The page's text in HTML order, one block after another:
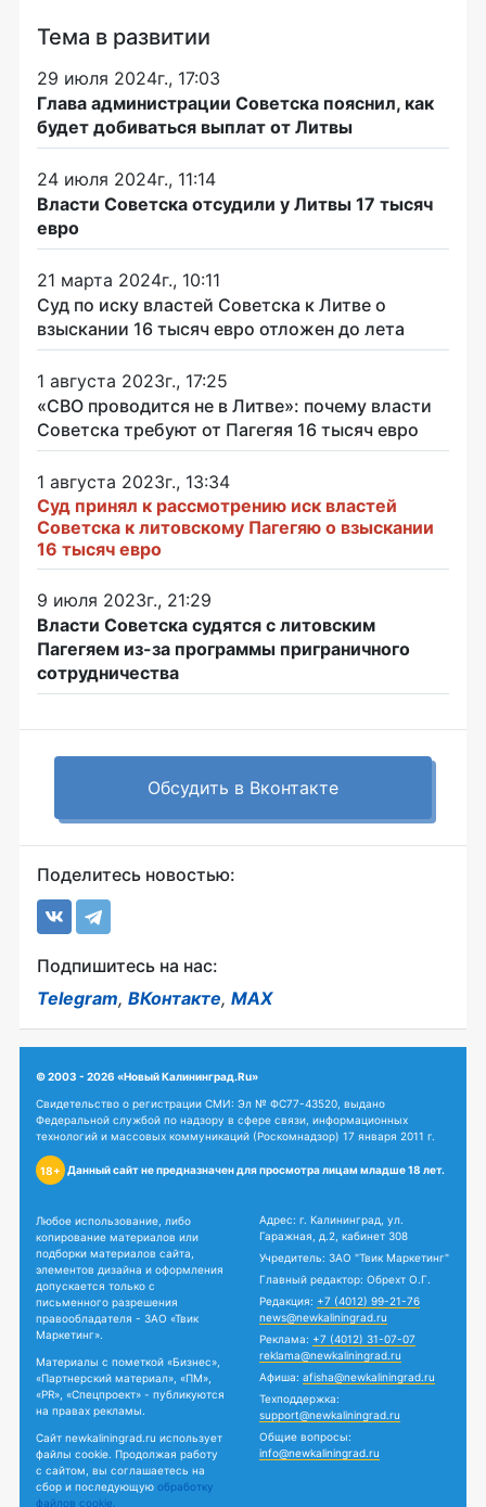
Тема в развитии
29 июля 2024г., 17:03
Глава администрации Советска пояснил, как
будет добиваться выплат от Литвы
24 июля 2024г., 11:14
Власти Советска отсудили у Литвы 17 тысяч
евро
21 марта 2024г., 10:11
Суд по иску властей Советска к Литве о
взыскании 16 тысяч евро отложен до лета
1 августа 2023г., 17:25
«СВО проводится не в Литве»: почему власти
Советска требуют от Пагегяя 16 тысяч евро
1 августа 2023г., 13:34
Суд принял к рассмотрению иск властей
Советска к литовскому Пагегяю о взыскании
16 тысяч евро
9 июля 2023г., 21:29
Власти Советска судятся с литовским
Пагегяем из-за программы приграничного
сотрудничества
Обсудить в Вконтакте
Поделитесь новостью:
Подпишитесь на нас:
Telegram, ВКонтакте, MAX
© 2003 - 2026 «Новый Калининград.Ru»
Свидетельство о регистрации СМИ: Эл № ФС77-43520, выдано
Федеральной службой по надзору в сфере связи, информационных
технологий и массовых коммуникаций (Роскомнадзор) 17 января 2011 г.
18+ Данный сайт не предназначен для просмотра лицам младше 18 лет.
Любое использование, либо
копирование материалов или
подборки материалов сайта,
элементов дизайна и оформления
допускается только с
письменного разрешения
правообладателя - ЗАО «Твик
Маркетинг».
Материалы с пометкой «Бизнес»,
«Партнерский материал», «ПМ»,
«PR», «Спецпроект» - публикуются
на правах рекламы.
Сайт newkaliningrad.ru использует
файлы cookie. Продолжая работу
с сайтом, вы соглашаетесь на
сбор и последующую обработку
файлов cookie.
Адрес: г. Калининград, ул.
Гаражная, д.2, кабинет 308
Учредитель: ЗАО "Твик Маркетинг"
Главный редактор: Обрехт О.Г.
Редакция: +7 (4012) 99-21-76
news@newkaliningrad.ru
Реклама: +7 (4012) 31-07-07
reklama@newkaliningrad.ru
Афиша: afisha@newkaliningrad.ru
Техподдержка:
support@newkaliningrad.ru
Общие вопросы:
info@newkaliningrad.ru